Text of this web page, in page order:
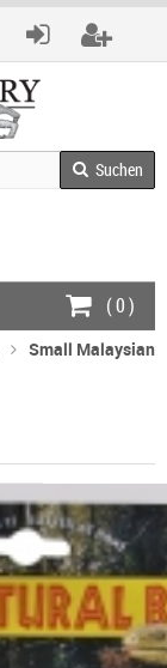
Suchen
(0)
Small Malaysian